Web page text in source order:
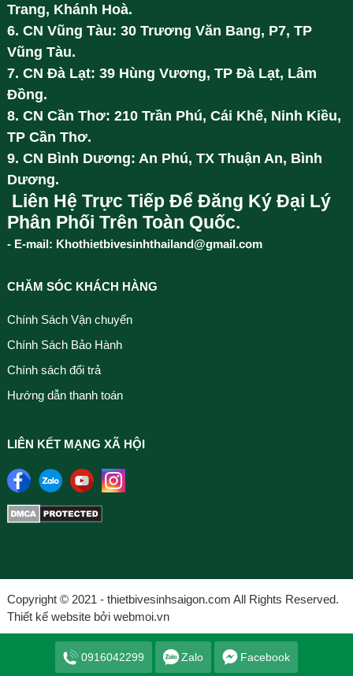
Trang, Khánh Hoà.
6. CN Vũng Tàu: 30 Trương Văn Bang, P7, TP
Vũng Tàu.
7. CN Đà Lạt: 39 Hùng Vương, TP Đà Lạt, Lâm
Đồng.
8. CN Cần Thơ: 210 Trần Phú, Cái Khế, Ninh Kiều,
TP Cần Thơ.
9. CN Bình Dương: An Phú, TX Thuận An, Bình
Dương.
Liên Hệ Trực Tiếp Để Đăng Ký Đại Lý
Phân Phối Trên Toàn Quốc.
- E-mail: Khothietbivesinhthailand@gmail.com
CHĂM SÓC KHÁCH HÀNG
Chính Sách Vận chuyển
Chính Sách Bảo Hành
Chính sách đổi trả
Hướng dẫn thanh toán
LIÊN KẾT MẠNG XÃ HỘI
Copyright © 2021 - thietbivesinhsaigon.com All Rights Reserved.
Thiết kế website bởi webmoi.vn
0916042299 Zalo Facebook